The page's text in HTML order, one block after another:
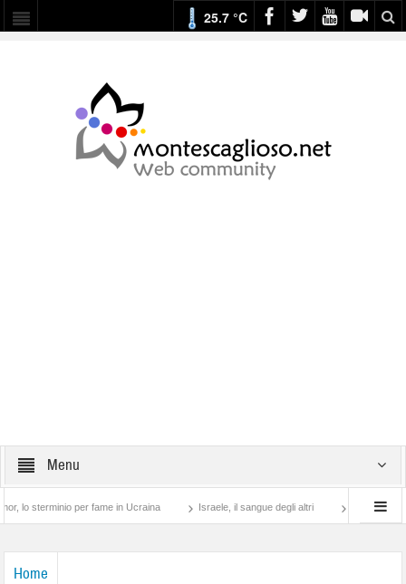
25.7 °C
Menu
per fame in Ucraina Israele, il sangue degli altri Lotta di classe… tra
Home